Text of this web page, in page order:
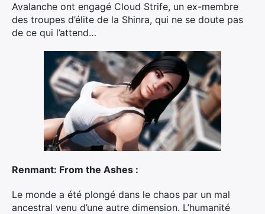
Avalanche ont engagé Cloud Strife, un ex-membre
des troupes d’élite de la Shinra, qui ne se doute pas
de ce qui l’attend…
Renmant: From the Ashes :
Le monde a été plongé dans le chaos par un mal
ancestral venu d’une autre dimension. L’humanité